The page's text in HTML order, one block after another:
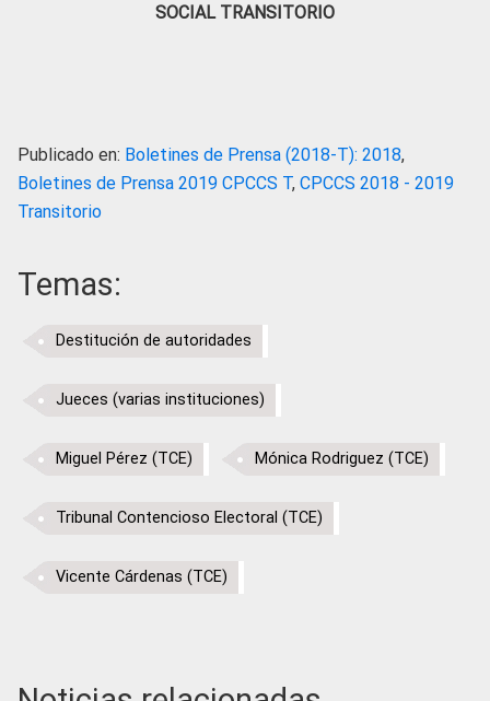
SOCIAL TRANSITORIO
Publicado en: Boletines de Prensa (2018-T): 2018,
Boletines de Prensa 2019 CPCCS T, CPCCS 2018 - 2019
Transitorio
Temas:
Destitución de autoridades
Jueces (varias instituciones)
Miguel Pérez (TCE) Mónica Rodriguez (TCE)
Tribunal Contencioso Electoral (TCE)
Vicente Cárdenas (TCE)